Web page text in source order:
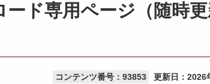
ド専用ページ（随時更
コンテンツ番号：93853 更新日： 2026